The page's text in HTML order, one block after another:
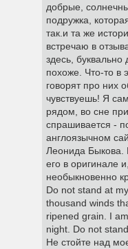
добрые,
подружка,
так.и та же
встречаю в
здесь, буквально
похоже. Что-то в
говорят про них
чувствуешь! Я
рядом, во сне
спрашивается -
англоязычном
Леонида Быкова.
его в оригинале
необыкновенно
Do not stand at
thousand winds
ripened grain. I
night. Do not
Не стойте над